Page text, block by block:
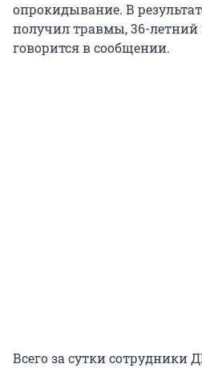
опрокидывание. В
получил травмы, 36-летний
говорится в сообщении.
Всего за сутки сотрудники